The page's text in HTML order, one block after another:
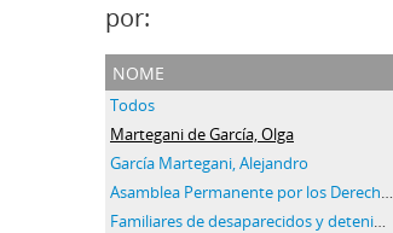
por:
nome
Todos
Martegani de García, Olga
García Martegani, Alejandro
Asamblea Permanente por los Derechos Humanos (APDH)
Familiares de desaparecidos y detenidos por razones políticas